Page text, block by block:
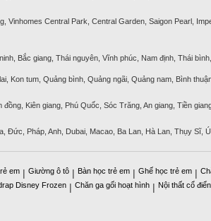
Vinhomes Central Park, Central Garden, Saigon Pearl,
Bắc giang, Thái nguyên, Vĩnh phúc, Nam định, Thái
Kon tum, Quảng bình, Quảng ngãi, Quảng nam, Bình
Kiên giang, Phú Quốc, Sóc Trăng, An giang, Tiền
Đức, Pháp, Anh, Dubai, Macao, Ba Lan, Hà Lan, Thụy Sĩ,
em | Giường ô tô | Bàn học trẻ em | Ghế học trẻ em |
Disney Frozen | Chăn ga gối hoạt hình | Nội thất cổ điển